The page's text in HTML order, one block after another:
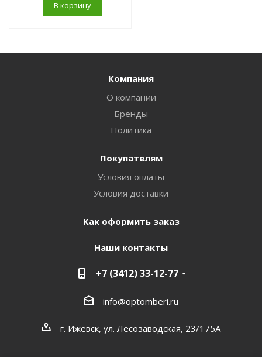
В корзину
Компания
О компании
Бренды
Политика
Покупателям
Условия оплаты
Условия доставки
Как оформить заказ
Наши контакты
+7 (3412) 33-12-77
info@optomberi.ru
г. Ижевск, ул. Лесозаводская, 23/175А